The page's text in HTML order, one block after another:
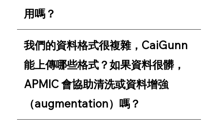
用嗎？
我們的資料格式很複雜，CaiGunn
能上傳哪些格式？如果資料很髒，
APMIC 會協助清洗或資料增強
（augmentation）嗎？